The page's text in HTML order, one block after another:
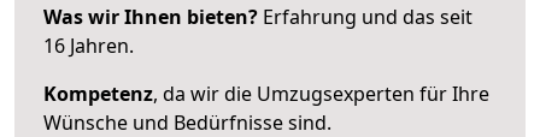
Was wir Ihnen bieten? Erfahrung und das seit
16 Jahren.
Kompetenz, da wir die Umzugsexperten für Ihre
Wünsche und Bedürfnisse sind.